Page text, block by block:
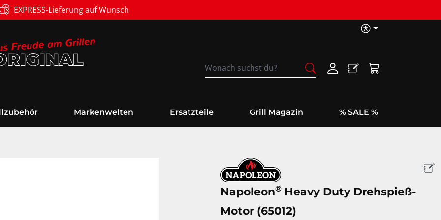
Versandkostenfrei
Warenkorb
Markenwelten Ersatzteile Grill Magazin % SALE %
Napoleon® Heavy Duty Drehspieß-
Motor (65012)